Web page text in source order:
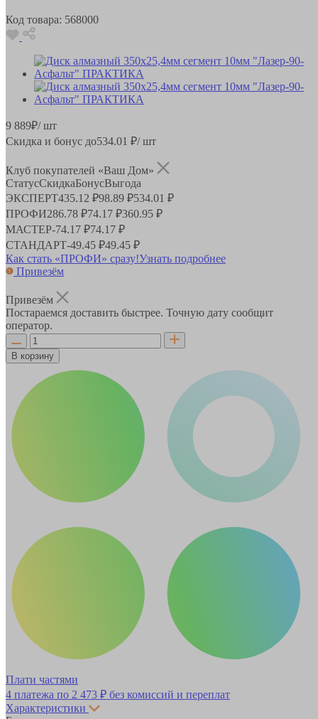
Код товара: 568000
9 889₽/ шт
Скидка и бонус до534.01 ₽/ шт
Клуб покупателей «Ваш Дом»
СтатусСкидкаБонусВыгода
ЭКСПЕРТ435.12 ₽98.89 ₽534.01 ₽
ПРОФИ286.78 ₽74.17 ₽360.95 ₽
МАСТЕР-74.17 ₽74.17 ₽
СТАНДАРТ-49.45 ₽49.45 ₽
Как стать «ПРОФИ» сразу!Узнать подробнее
Привезём
Привезём
Постараемся доставить быстрее. Точную дату сообщит
оператор.
В корзину
Плати частями
4 платежа по 2 473 ₽ без комиссий и переплат
Характеристики